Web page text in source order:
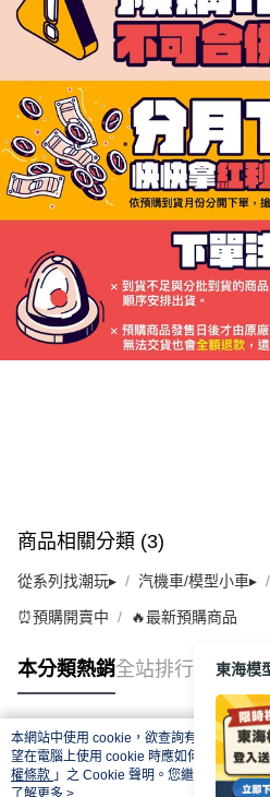
商品相關分類 (3)
從系列找潮玩▸ 汽機車/模型小車▸
⏰預購開賣中 🔥最新預購商品
本分類熱銷全站排行
熱門標籤
本網站中使用 cookie，欲查詢有關本網站使
望在電腦上使用 cookie 時應如何變更電腦的
權條款 」之 Cookie 聲明。您繼續使用本網
用條款之 Cookie 聲明使用 cookie。
了解更多 >
東海模